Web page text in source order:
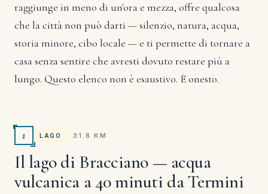
raggiunge in meno di un'ora e mezza, offre qualcosa
che la città non può darti — silenzio, natura, acqua,
storia minore, cibo locale — e ti permette di tornare a
casa senza sentire che avresti dovuto restare più a
lungo. Questo elenco non è esaustivo. È onesto.
1 LAGO · 31.8 KM
Il lago di Bracciano — acqua
vulcanica a 40 minuti da Termini